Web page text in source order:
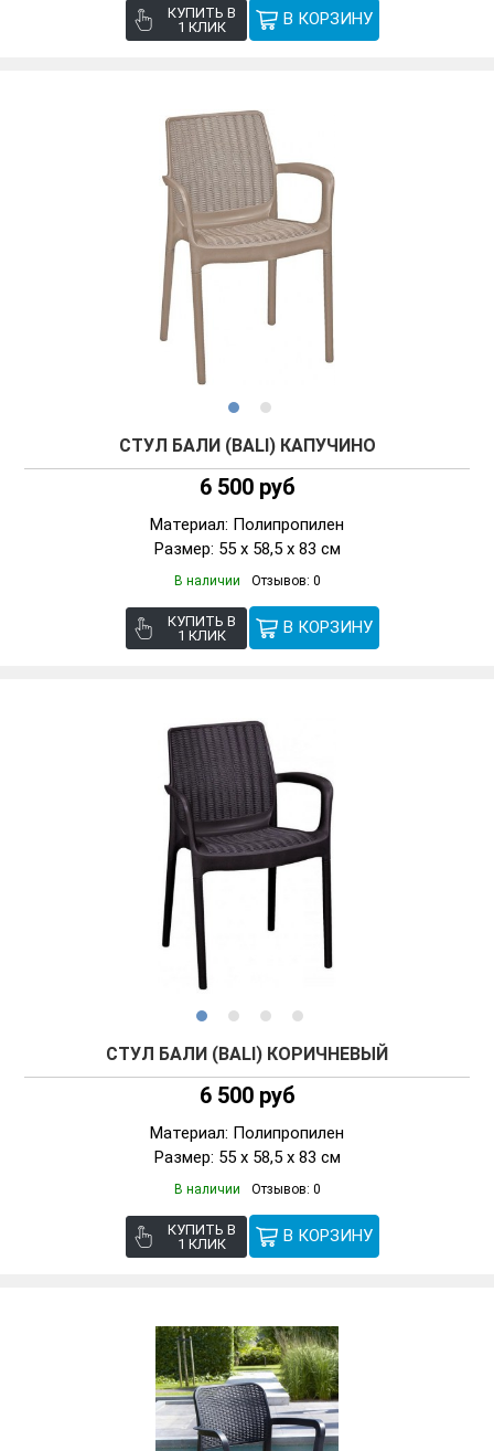
КУПИТЬ В
1 КЛИК
СТУЛ БАЛИ (BALI) КАПУЧИНО
6 500 руб
Материал: Полипропилен
Размер: 55 х 58,5 х 83 см
В наличии Отзывов: 0
КУПИТЬ В
1 КЛИК
СТУЛ БАЛИ (BALI) КОРИЧНЕВЫЙ
6 500 руб
Материал: Полипропилен
Размер: 55 х 58,5 х 83 см
В наличии Отзывов: 0
КУПИТЬ В
1 КЛИК